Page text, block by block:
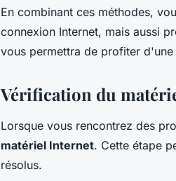
En combinant ces méthodes,
connexion Internet, mais aussi
vous permettra de profiter
Vérification du
Lorsque vous rencontrez des
matériel Internet. Cette étape
résolus.